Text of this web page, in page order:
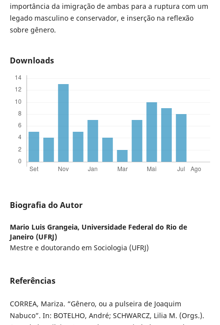
importância da imigração de ambas para a ruptura com um
legado masculino e conservador, e inserção na reflexão
sobre gênero.
Downloads
Biografia do Autor
Mario Luis Grangeia, Universidade Federal do Rio de
Janeiro (UFRJ)
Mestre e doutorando em Sociologia (UFRJ)
Referências
CORREA, Mariza. “Gênero, ou a pulseira de Joaquim
Nabuco”. In: BOTELHO, André; SCHWARCZ, Lilia M. (Orgs.).